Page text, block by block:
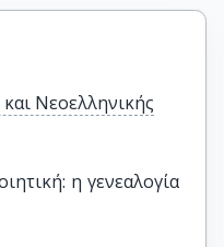
Νεοελληνικής
η γενεαλογία